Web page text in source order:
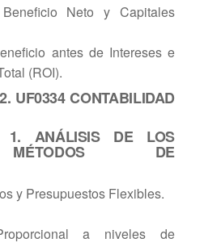
Neto y Capitales
antes de Intereses e
(ROI).
UF0334 CONTABILIDAD
1. ANÁLISIS DE LOS
MÉTODOS DE
y Presupuestos Flexibles.
a niveles de